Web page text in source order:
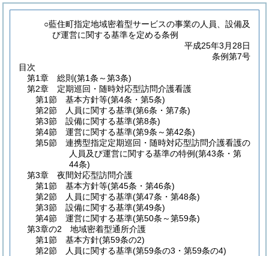
○藍住町指定地域密着型サービスの事業の人員、設備及
び運営に関する基準を定める条例
平成25年3月28日
条例第7号
目次
第1章
総則 (第1条～第3条)
第2章
定期巡回・随時対応型訪問介護看護
第1節
基本方針等(第4条・第5条)
第2節
人員に関する基準(第6条・第7条)
第3節
設備に関する基準(第8条)
第4節
運営に関する基準(第9条～第42条)
第5節
連携型指定定期巡回・随時対応型訪問介護看護の
人員及び運営に関する基準の特例(第43条・第
44条)
第3章
夜間対応型訪問介護
第1節
基本方針等(第45条・第46条)
第2節
人員に関する基準(第47条・第48条)
第3節
設備に関する基準(第49条)
第4節
運営に関する基準(第50条～第59条)
第3章の2
地域密着型通所介護
第1節
基本方針(第59条の2)
第2節
人員に関する基準(第59条の3・第59条の4)